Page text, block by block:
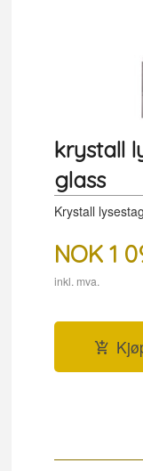
krystall
glass
Krystall
NOK 1
inkl. mva.